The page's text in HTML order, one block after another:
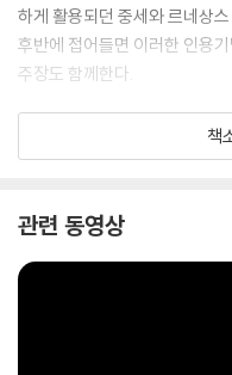
하게 활용되던 중세와 르네상
후반에 접어들면 이러한 인용
주장도 함께한다.
이 책은 20세기 후반에서 21
대상으로 삼아 이들의 미학적
음악적 관계성의 미학에 대한
나름의 예술적인 창작 방식으
책
관련 동영상